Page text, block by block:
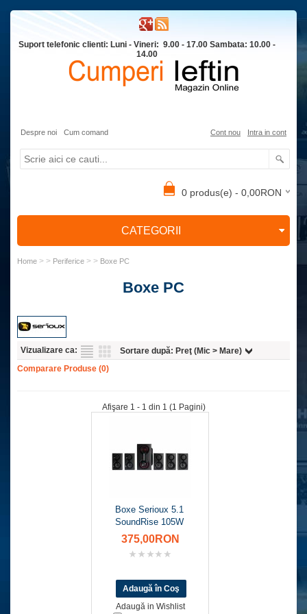
Suport telefonic clienti: Luni - Vineri: 9.00 - 17.00 Sambata: 10.00 -
14.00
Despre noi Cum comand Cont nou Intra in cont
0 produs(e) - 0,00RON
CATEGORII
Home > > Periferice > > Boxe PC
Boxe PC
Vizualizare ca: Sortare după: Preţ (Mic > Mare)
Comparare Produse (0)
Afişare 1 - 1 din 1 (1 Pagini)
Boxe Serioux 5.1
SoundRise 105W
375,00RON
Adaugă in Wishlist